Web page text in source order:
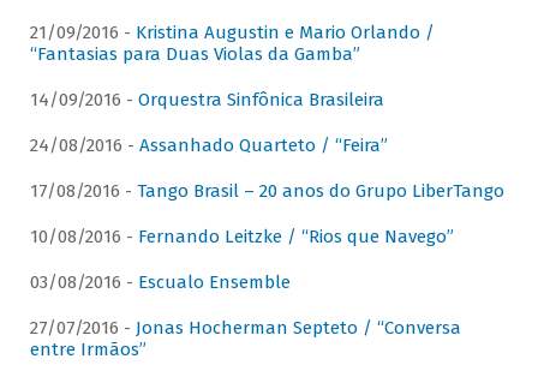
21/09/2016 - Kristina Augustin e Mario Orlando /
“Fantasias para Duas Violas da Gamba”
14/09/2016 - Orquestra Sinfônica Brasileira
24/08/2016 - Assanhado Quarteto / “Feira”
17/08/2016 - Tango Brasil – 20 anos do Grupo LiberTango
10/08/2016 - Fernando Leitzke / “Rios que Navego”
03/08/2016 - Escualo Ensemble
27/07/2016 - Jonas Hocherman Septeto / “Conversa
entre Irmãos”